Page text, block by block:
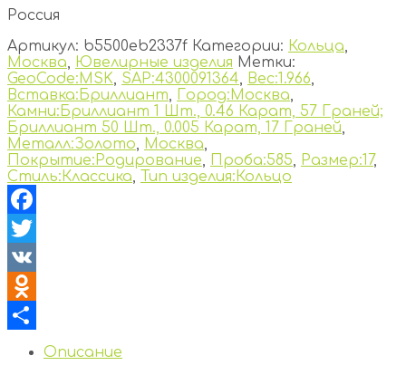
Россия
Артикул: b5500eb2337f Категории: Кольца,
Москва, Ювелирные изделия Метки:
GeoCode:MSK, SAP:4300091364, Вес:1.966,
Вставка:Бриллиант, Город:Москва,
Камни:Бриллиант 1 Шт., 0.46 Карат, 57 Граней;
Бриллиант 50 Шт., 0.005 Карат, 17 Граней,
Металл:Золото, Москва,
Покрытие:Родирование, Проба:585, Размер:17,
Стиль:Классика, Тип изделия:Кольцо
Facebook
Twitter
VK
Odnoklassniki
Отправить
Описание